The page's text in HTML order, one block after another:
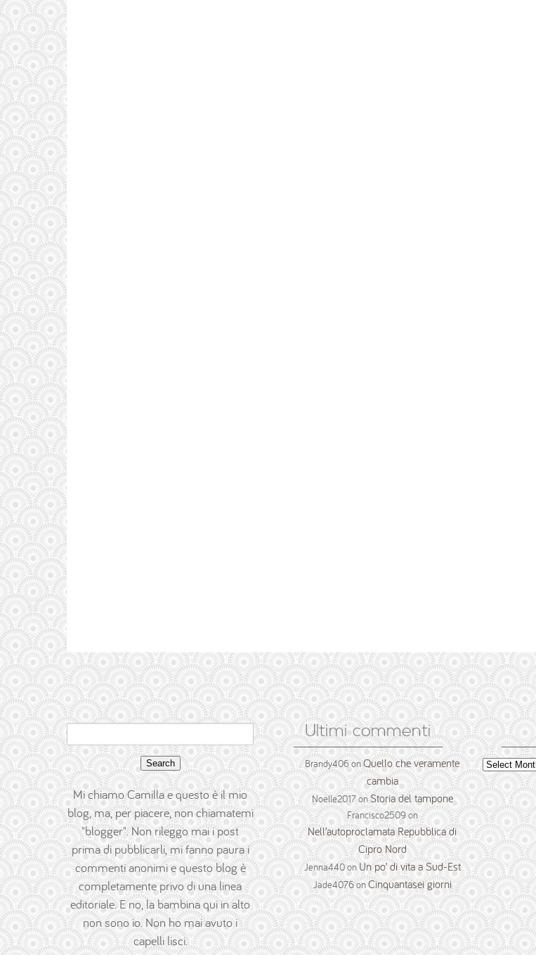
for:
Mi chiamo Camilla e questo è il mio
blog, ma, per piacere, non chiamatemi
"blogger". Non rileggo mai i post
prima di pubblicarli, mi fanno paura i
commenti anonimi e questo blog è
completamente privo di una linea
editoriale. E no, la bambina qui in alto
non sono io. Non ho mai avuto i
capelli lisci.
Ultimi commenti
Brandy406onQuello che veramente
cambia
Noelle2017onStoria del tampone
Francisco2509on
Nell’autoproclamata Repubblica di
Cipro Nord
Jenna440onUn po’ di vita a Sud-Est
Jade4076onCinquantasei giorni
Archives